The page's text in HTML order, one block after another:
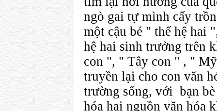
ngò gai tự mình cấy
một cậu bé " thế hệ hai
hệ hai sinh trưởng trên
con ", " Tây con " , "
truyền lại cho con văn
trường sống, với bạn
hóa hai nguồn văn hóa